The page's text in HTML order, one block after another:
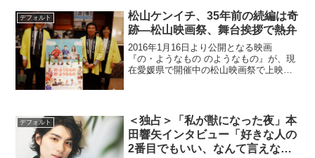
頭に、指折りの俳優陣が顔を揃えたこと
でも話題だ。年...
デフォルト
松山ケンイチ、35年前の続編は奇
跡―松山映画祭、舞台挨拶で熱弁
2016年1月16日より公開となる映画
『の・ようなもの のようなもの』が、現
在愛媛県で開催中の松山映画祭で上映さ
拶映画『の・ようなも...
デフォルト
＜独占＞「私が獣になった夜」本
田響矢インタビュー「好きな人の
2番目でもいい、なんて言えな